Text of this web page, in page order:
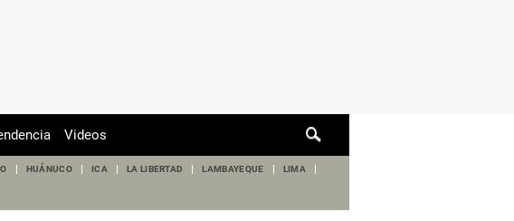
de
Videos
HUÁNUCO ICA LA LIBERTAD LAMBAYEQUE LIMA